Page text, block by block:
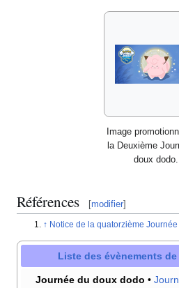
Image
la Deuxième
doux dodo.
Références [modifier]
Notice de la quatorzième
Liste des évènements de
Journée du doux dodo •